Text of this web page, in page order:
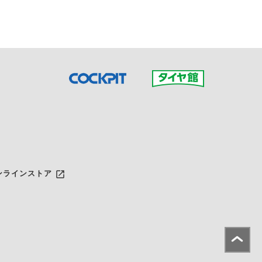
ラインストア launch